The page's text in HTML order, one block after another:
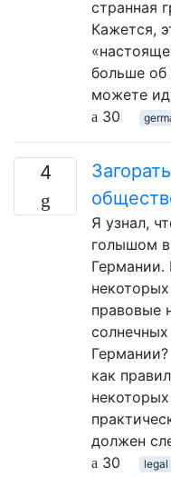
странная
Кажется,
больше об
можете
30
4
Я узнал,
голышом
Германии.
правовые
как
должен
30
legal